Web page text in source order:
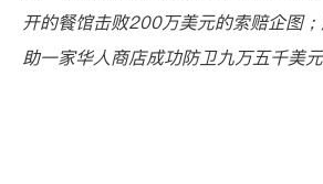
开的餐馆击败200万美元的索赔企图
助一家华人商店成功防卫九万五千美元